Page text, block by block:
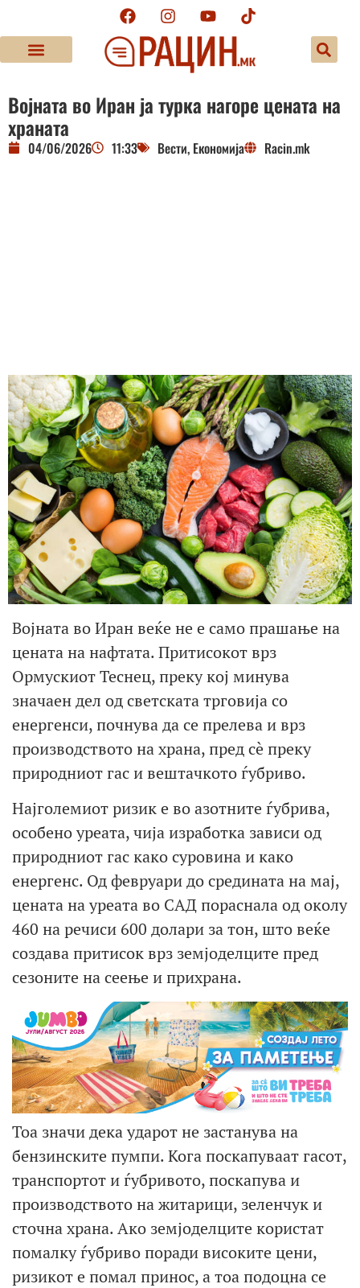
Војната во Иран ја турка нагоре цената на
храната
04/06/2026 11:33 Вести, Економија Racin.mk
Војната во Иран веќе не е само прашање на
цената на нафтата. Притисокот врз
Ормускиот Теснец, преку кој минува
значаен дел од светската трговија со
енергенси, почнува да се прелева и врз
производството на храна, пред сè преку
природниот гас и вештачкото ѓубриво.
Најголемиот ризик е во азотните ѓубрива,
особено уреата, чија изработка зависи од
природниот гас како суровина и како
енергенс. Од февруари до средината на мај,
цената на уреата во САД пораснала од околу
460 на речиси 600 долари за тон, што веќе
создава притисок врз земјоделците пред
сезоните на сеење и прихрана.
Тоа значи дека ударот не застанува на
бензинските пумпи. Кога поскапуваат гасот,
транспортот и ѓубривото, поскапува и
производството на житарици, зеленчук и
сточна храна. Ако земјоделците користат
помалку ѓубриво поради високите цени,
ризикот е помал принос, а тоа подоцна се